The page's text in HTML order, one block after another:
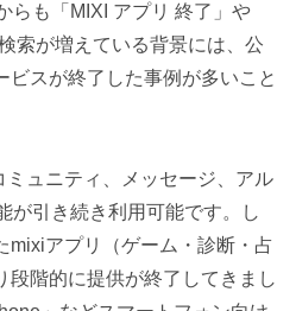
らも「MIXI アプリ 終了」や
索が増えている背景には、公
ビスが終了した事例が多いこと
ュニティ、メッセージ、アル
が引き続き利用可能です。し
mixiアプリ（ゲーム・診断・占
段階的に提供が終了してきまし